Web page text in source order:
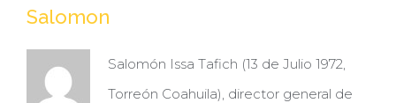
Salomon
Salomón Issa Tafich (13 de Julio 1972,
Torreón Coahuila), director general de